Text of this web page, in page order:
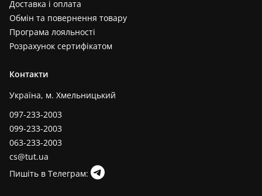
Доставка і оплата
Обмін та повернення товару
Програма лояльності
Розрахунок сертифікатом
Контакти
Україна, м. Хмельницький
097-233-2003
099-233-2003
063-233-2003
cs@tut.ua
Пишіть в Телеграм: